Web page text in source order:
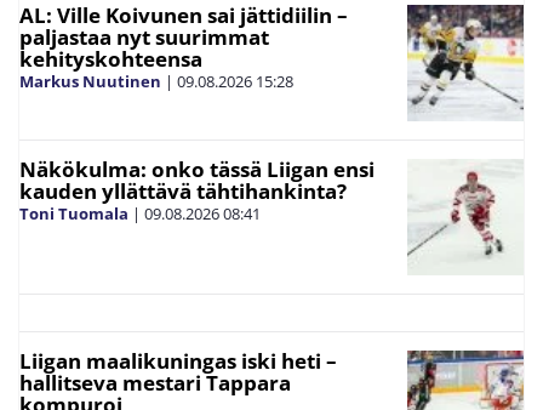
AL: Ville Koivunen sai jättidiilin –
paljastaa nyt suurimmat
kehityskohteensa
Markus Nuutinen | 09.08.2026 15:28
Näkökulma: onko tässä Liigan ensi
kauden yllättävä tähtihankinta?
Toni Tuomala | 09.08.202608:41
Liigan maalikuningas iski heti –
hallitseva mestari Tappara